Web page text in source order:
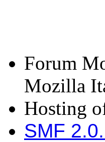
Forum
Mozilla
Hosting
SMF